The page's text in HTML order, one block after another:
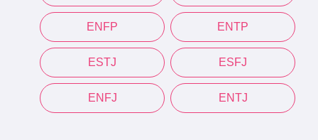
ENFP ENTP
ESTJ ESFJ
ENFJ ENTJ